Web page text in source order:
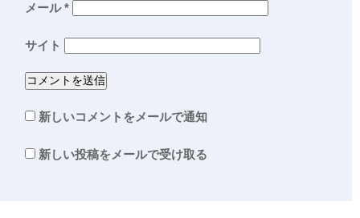
メール*
サイト
新しいコメントをメールで通知
新しい投稿をメールで受け取る